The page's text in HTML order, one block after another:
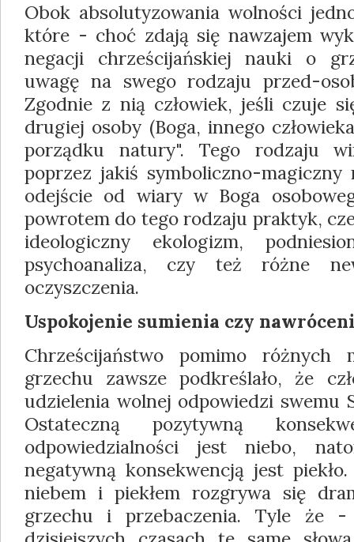
Obok absolutyzowania wolności
które - choć zdają się nawzajem
negacji chrześcijańskiej nauki o
uwagę na swego rodzaju przed-
Zgodnie z nią człowiek, jeśli czuje
drugiej osoby (Boga, innego
porządku natury". Tego rodzaju
poprzez jakiś symboliczno-magiczny
odejście od wiary w Boga
powrotem do tego rodzaju praktyk,
ideologiczny ekologizm,
psychoanaliza, czy też różne
oczyszczenia.
Uspokojenie sumienia czy
Chrześcijaństwo pomimo różnych
grzechu zawsze podkreślało, że
udzielenia wolnej odpowiedzi swemu
Ostateczną pozytywną
odpowiedzialności jest niebo,
negatywną konsekwencją jest
niebem i piekłem rozgrywa się
grzechu i przebaczenia. Tyle